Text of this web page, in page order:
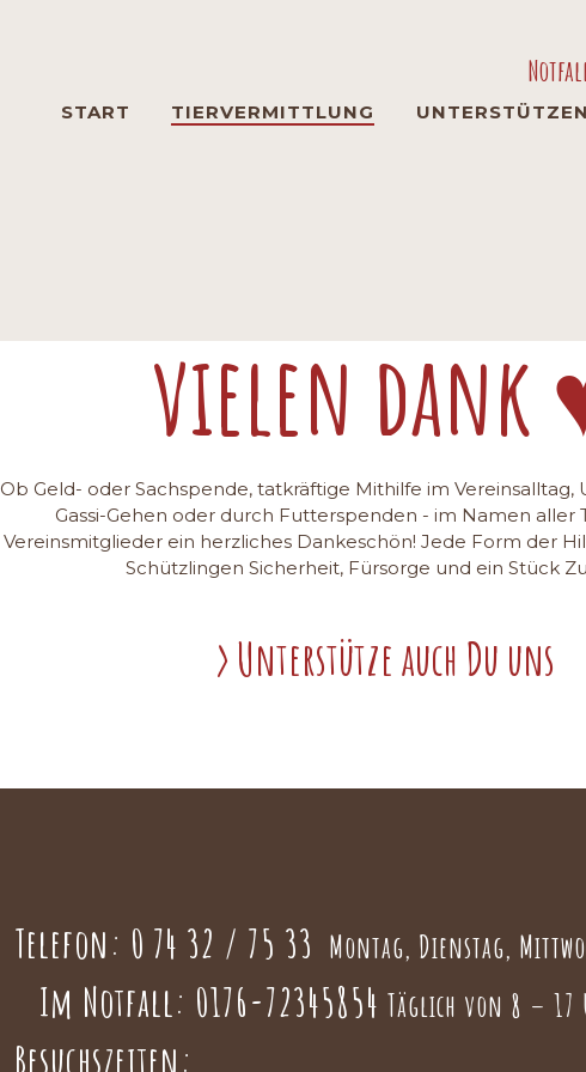
Navigation
START TIERVERMITTLUNG UNTERSTÜTZEN
vielen dank
Ob Geld- oder Sachspende, tatkräftige Mithilfe im
Gassi-Gehen oder durch Futterspenden - im Namen aller
Vereinsmitglieder ein herzliches Dankeschön! Jede Form der
Schützlingen Sicherheit, Fürsorge und ein Stück
Unterstütze auch Du uns
Telefon: 0 74 32 / 75 33 Montag, Dienstag,
Im Notfall: 0176-72345854 Täglich von 8 – 17
Besuchszeiten: